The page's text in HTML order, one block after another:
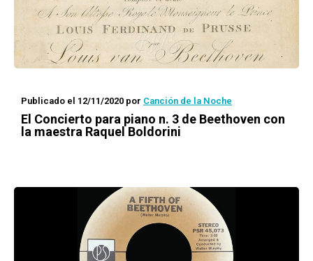
Publicado el 12/11/2020 por Canción de la Noche
El Concierto para piano n. 3 de Beethoven con
la maestra Raquel Boldorini